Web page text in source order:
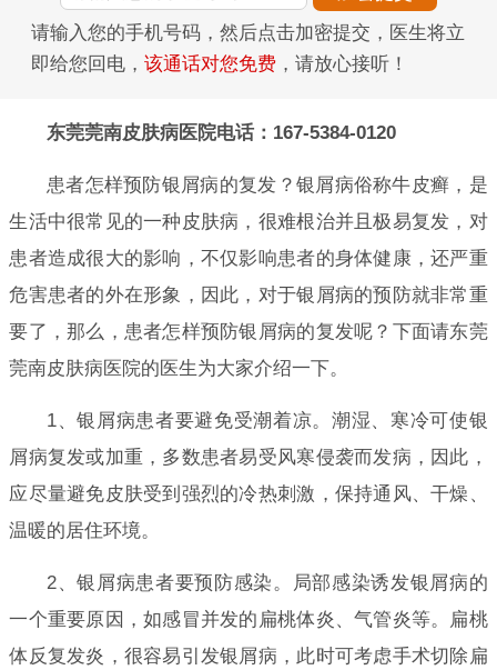
请输入您的手机号码，然后点击加密提交，医生将立
即给您回电， 该通话对您免费 ，请放心接听！
东莞莞南皮肤病医院电话：167-5384-0120
患者怎样预防银屑病的复发？银屑病俗称牛皮癣，是
生活中很常见的一种皮肤病，很难根治并且极易复发，对
患者造成很大的影响，不仅影响患者的身体健康，还严重
危害患者的外在形象，因此，对于银屑病的预防就非常重
要了，那么，患者怎样预防银屑病的复发呢？下面请东莞
莞南皮肤病医院的医生为大家介绍一下。
1、银屑病患者要避免受潮着凉。潮湿、寒冷可使银
屑病复发或加重，多数患者易受风寒侵袭而发病，因此，
应尽量避免皮肤受到强烈的冷热刺激，保持通风、干燥、
温暖的居住环境。
2、银屑病患者要预防感染。局部感染诱发银屑病的
一个重要原因，如感冒并发的扁桃体炎、气管炎等。扁桃
体反复发炎，很容易引发银屑病，此时可考虑手术切除扁